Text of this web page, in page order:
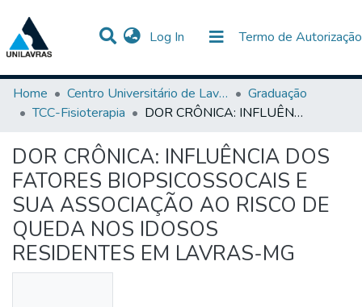
Log In (current) Termo de Autorização
Communities & Collections
Statistics
All of DSpace
Home
Centro Universitário de Lavras-UNILAVRAS
Graduação
TCC-Fisioterapia
DOR CRÔNICA: INFLUÊNCIA DOS FATORES BIOPSICOSSOCAIS E SUA ASSOCIAÇÃO AO RISCO DE QUEDA NOS IDOSOS RESIDENTES EM LAVRAS-MG
DOR CRÔNICA: INFLUÊNCIA DOS
FATORES BIOPSICOSSOCAIS E
SUA ASSOCIAÇÃO AO RISCO DE
QUEDA NOS IDOSOS
RESIDENTES EM LAVRAS-MG